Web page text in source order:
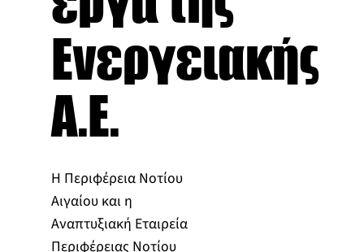
Ενεργειακής
Α.Ε.
Η Περιφέρεια Νοτίου
Αιγαίου και η
Αναπτυξιακή Εταιρεία
Περιφέρειας Νοτίου